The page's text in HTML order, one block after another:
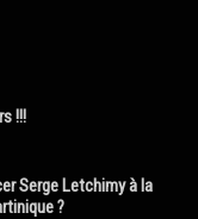
!!!
Serge Letchimy à la
?